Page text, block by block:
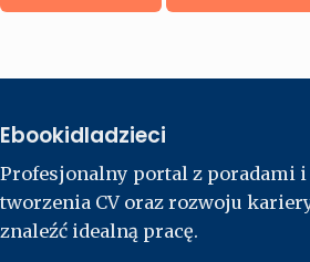
Ebookidladzieci
Profesjonalny portal z poradami
tworzenia CV oraz rozwoju
znaleźć idealną pracę.